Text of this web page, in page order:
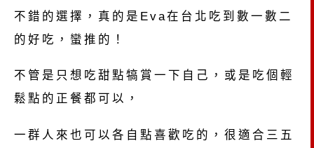
不錯的選擇，真的是Eva在台北吃到數一數二
的好吃，蠻推的！
不管是只想吃甜點犒賞一下自己，或是吃個輕
鬆點的正餐都可以，
一群人來也可以各自點喜歡吃的，很適合三五